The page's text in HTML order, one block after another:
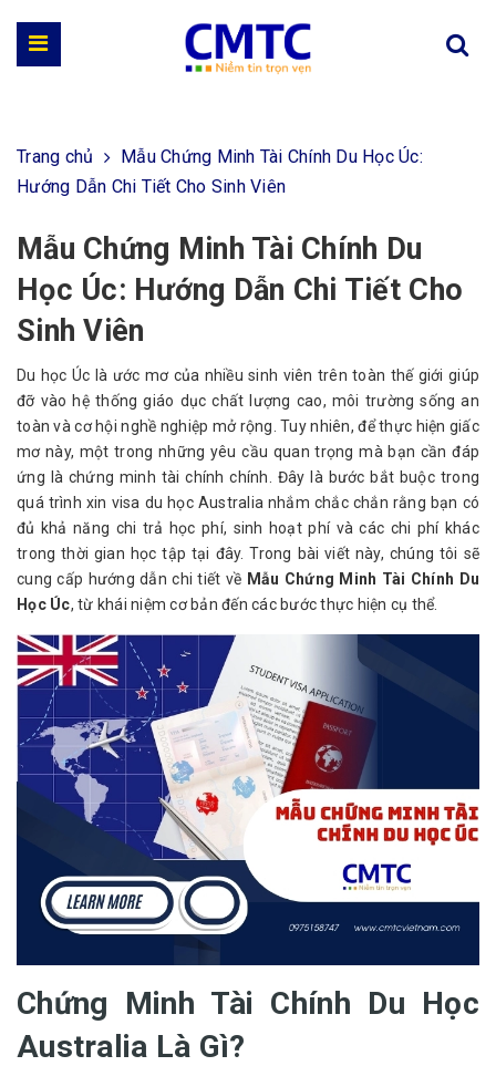
Trang chủ
Mẫu Chứng Minh Tài Chính Du Học Úc:
Hướng Dẫn Chi Tiết Cho Sinh Viên
Mẫu Chứng Minh Tài Chính Du
Học Úc: Hướng Dẫn Chi Tiết Cho
Sinh Viên
Du học Úc là ước mơ của nhiều sinh viên trên toàn thế giới giúp
đỡ vào hệ thống giáo dục chất lượng cao, môi trường sống an
toàn và cơ hội nghề nghiệp mở rộng. Tuy nhiên, để thực hiện giấc
mơ này, một trong những yêu cầu quan trọng mà bạn cần đáp
ứng là chứng minh tài chính chính. Đây là bước bắt buộc trong
quá trình xin visa du học Australia nhắm chắc chắn rằng bạn có
đủ khả năng chi trả học phí, sinh hoạt phí và các chi phí khác
trong thời gian học tập tại đây. Trong bài viết này, chúng tôi sẽ
cung cấp hướng dẫn chi tiết về Mẫu Chứng Minh Tài Chính Du
Học Úc, từ khái niệm cơ bản đến các bước thực hiện cụ thể.
Chứng Minh Tài Chính Du Học
Australia Là Gì?